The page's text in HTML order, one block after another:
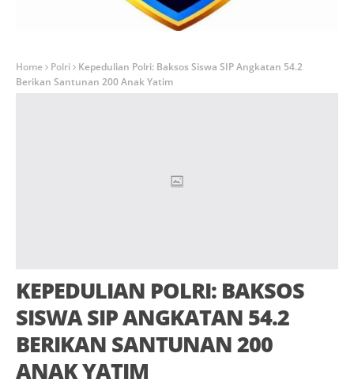
Home Polri
Kepedulian Polri: Baksos Siswa SIP Angkatan 54.2
Berikan Santunan 200 Anak Yatim
KEPEDULIAN POLRI: BAKSOS
SISWA SIP ANGKATAN 54.2
BERIKAN SANTUNAN 200
ANAK YATIM